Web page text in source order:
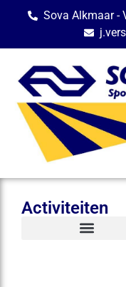
Sova Alkmaar -
Activiteiten